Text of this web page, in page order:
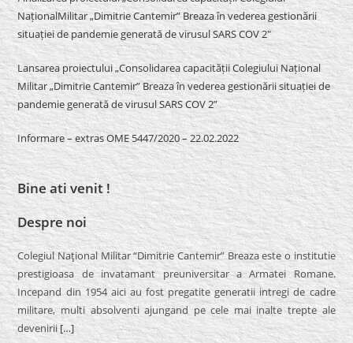
NaționalMilitar „Dimitrie Cantemir” Breaza în vederea gestionării
situației de pandemie generată de virusul SARS COV 2″
Lansarea proiectului „Consolidarea capacității Colegiului Național
Militar „Dimitrie Cantemir” Breaza în vederea gestionării situației de
pandemie generată de virusul SARS COV 2”
Informare – extras OME 5447/2020 – 22.02.2022
Bine ati venit !
Despre noi
Colegiul Naţional Militar “Dimitrie Cantemir” Breaza este o institutie
prestigioasa de invatamant preuniversitar a Armatei Romane.
Incepand din 1954 aici au fost pregatite generatii intregi de cadre
militare, multi absolventi ajungand pe cele mai inalte trepte ale
devenirii […]